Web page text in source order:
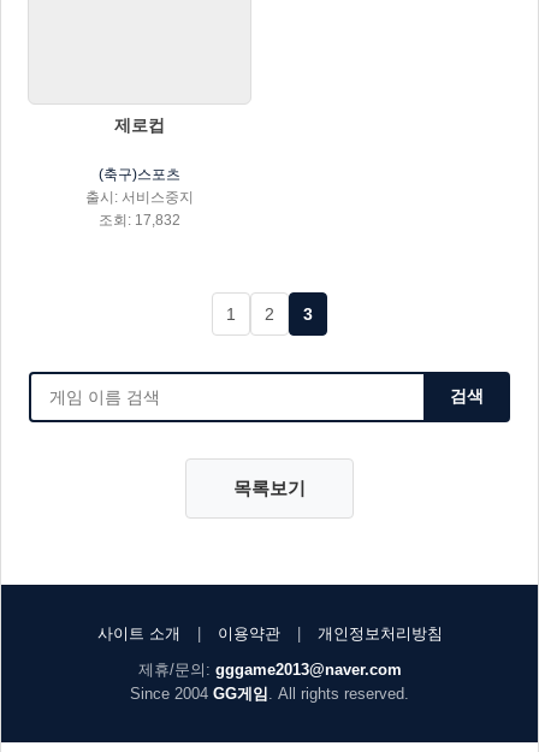
제로컵
(축구)스포츠
출시: 서비스중지
조회: 17,832
1 2 3
검색
목록보기
사이트 소개 이용약관
개인정보처리방침
제휴/문의: gggame2013@naver.com
Since 2004 GG게임 . All rights reserved.